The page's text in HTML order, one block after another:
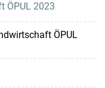
ÖPUL 2023
ÖPUL